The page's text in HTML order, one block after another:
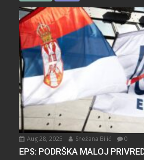
Aug 28, 2025 Snežana Bilić 0
EPS: PODRŠKA MALOJ